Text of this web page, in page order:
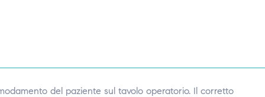
del paziente sul tavolo operatorio. Il corretto